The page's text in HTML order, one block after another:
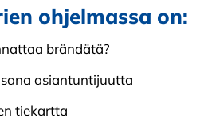
ohjelmassa on:
brändätä?
asiantuntijuutta
tiekartta